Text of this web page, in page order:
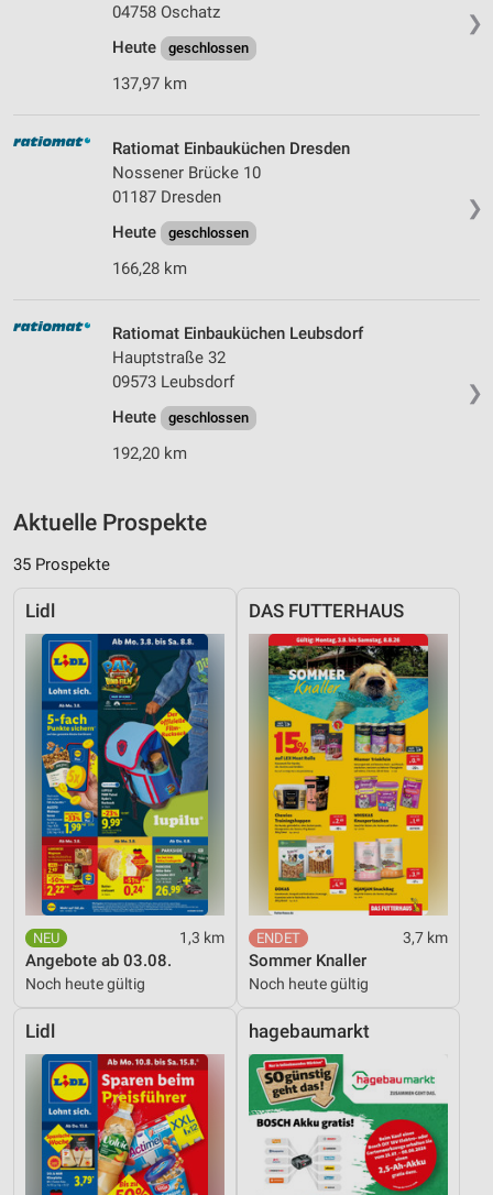
❯
04758 Oschatz
Heute
geschlossen
137,97 km
❯
Ratiomat Einbauküchen Dresden
Nossener Brücke 10
01187 Dresden
Heute
geschlossen
166,28 km
❯
Ratiomat Einbauküchen Leubsdorf
Hauptstraße 32
09573 Leubsdorf
Heute
geschlossen
192,20 km
Aktuelle Prospekte
35 Prospekte
Lidl
1,3 km
Angebote ab 03.08.
Noch heute gültig
DAS FUTTERHAUS
3,7 km
Sommer Knaller
Noch heute gültig
Lidl hagebaumarkt